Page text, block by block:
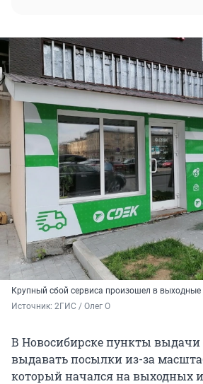
Крупный сбой сервиса произошел в выходные
Источник: 2ГИС / Олег О
В Новосибирске пункты выдачи
выдавать посылки из-за
который начался на выходных